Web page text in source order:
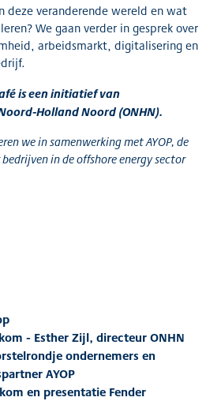
deze veranderende wereld en wat
We gaan verder in gesprek over
arbeidsmarkt, digitalisering en
is een initiatief van
Holland Noord (ONHN).
we in samenwerking met AYOP,de
in de offshore energy sector
- Esther Zijl, directeur ONHN
ondernemers en
AYOP
en presentatie Fender